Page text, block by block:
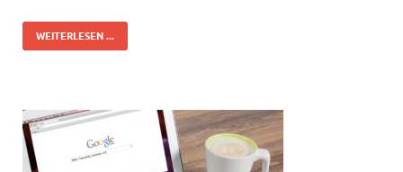
WEITERLESEN ...